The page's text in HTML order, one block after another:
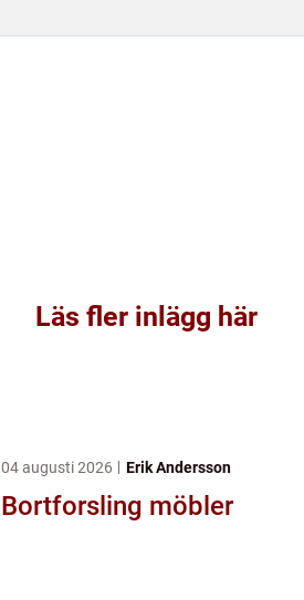
Läs fler inlägg här
04 augusti 2026 Erik Andersson
Bortforsling möbler